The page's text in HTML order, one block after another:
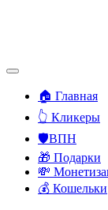
🏠 Главная
👆 Кликеры
🛡️ВПН
🎁 Подарки
💸
💰 Кошельки